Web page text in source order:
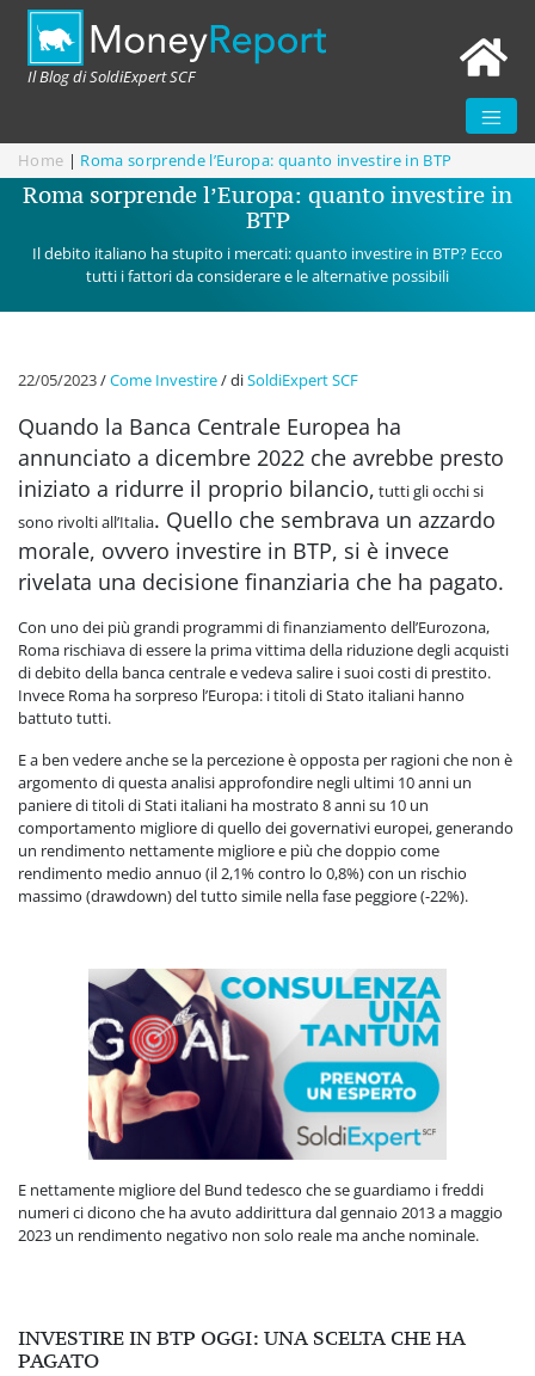
Il Blog di SoldiExpert SCF
Home | Roma sorprende l’Europa: quanto investire in BTP
Roma sorprende l’Europa: quanto investire in
BTP
Il debito italiano ha stupito i mercati: quanto investire in BTP? Ecco
tutti i fattori da considerare e le alternative possibili
22/05/2023/Come Investire/diSoldiExpert SCF
Quando la Banca Centrale Europea ha
annunciato a dicembre 2022 che avrebbe presto
iniziato a ridurre il proprio bilancio, tutti gli occhi si
sono rivolti all’Italia. Quello che sembrava un azzardo
morale, ovvero investire in BTP, si è invece
rivelata una decisione finanziaria che ha pagato.
Con uno dei più grandi programmi di finanziamento dell’Eurozona,
Roma rischiava di essere la prima vittima della riduzione degli acquisti
di debito della banca centrale e vedeva salire i suoi costi di prestito.
Invece Roma ha sorpreso l’Europa: i titoli di Stato italiani hanno
battuto tutti.
E a ben vedere anche se la percezione è opposta per ragioni che non è
argomento di questa analisi approfondire negli ultimi 10 anni un
paniere di titoli di Stati italiani ha mostrato 8 anni su 10 un
comportamento migliore di quello dei governativi europei, generando
un rendimento nettamente migliore e più che doppio come
rendimento medio annuo (il 2,1% contro lo 0,8%) con un rischio
massimo (drawdown) del tutto simile nella fase peggiore (-22%).
E nettamente migliore del Bund tedesco che se guardiamo i freddi
numeri ci dicono che ha avuto addirittura dal gennaio 2013 a maggio
2023 un rendimento negativo non solo reale ma anche nominale.
INVESTIRE IN BTP OGGI: UNA SCELTA CHE HA
PAGATO